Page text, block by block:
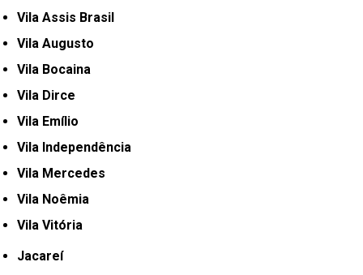
Vila Assis Brasil
Vila Augusto
Vila Bocaina
Vila Dirce
Vila Emílio
Vila Independência
Vila Mercedes
Vila Noêmia
Vila Vitória
Jacareí